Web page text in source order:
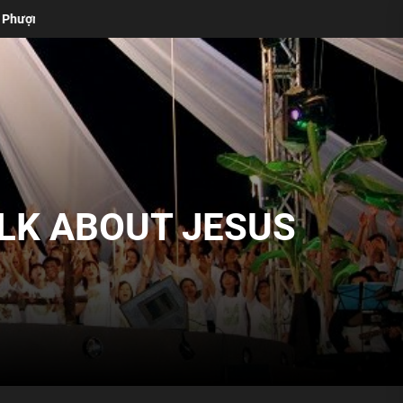
ABOUT JESUS